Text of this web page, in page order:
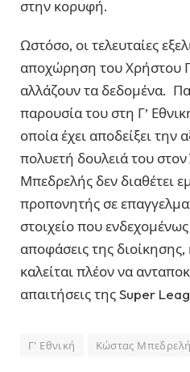
στην κορυφή.
Ωστόσο, οι τελευταίες
αποχώρηση του Χρήστου
αλλάζουν τα δεδομένα.
παρουσία του στη Γ’
οποία έχει αποδείξει την
πολυετή δουλειά του στον
Μπεδρελής δεν διαθέτει
προπονητής σε
στοιχείο που
αποφάσεις της
καλείται πλέον να
απαιτήσεις της Super
Γ' Εθνική Κώστας